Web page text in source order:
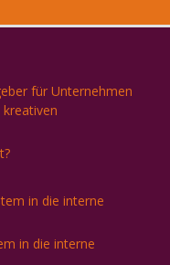
für Unternehmen
in die interne
in die interne